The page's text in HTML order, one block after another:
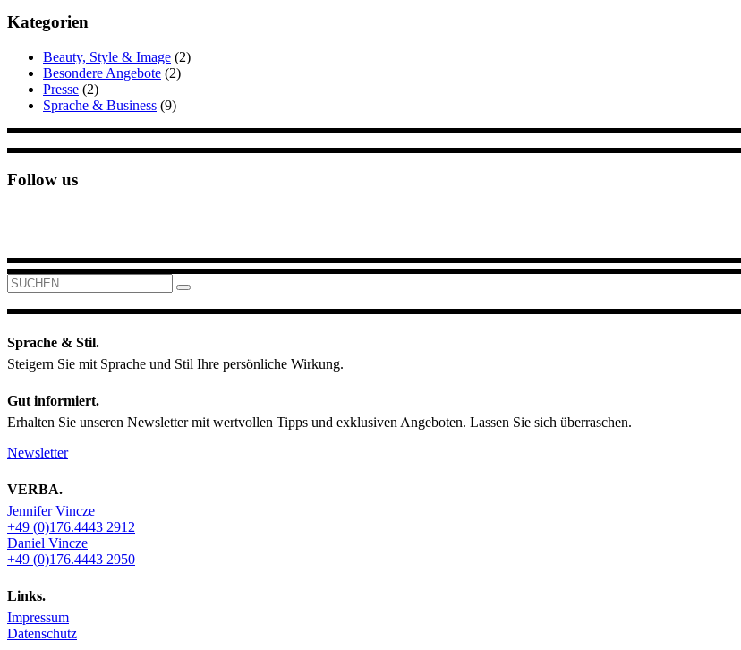
Kategorien
Beauty, Style & Image (2)
Besondere Angebote (2)
Presse (2)
Sprache & Business (9)
Follow us
Search
for:
Sprache & Stil.
Steigern Sie mit Sprache und Stil Ihre persönliche Wirkung.
Gut informiert.
Erhalten Sie unseren Newsletter mit wertvollen Tipps und exklusiven Angeboten. Lassen Sie sich überraschen.
Newsletter
VERBA.
Jennifer Vincze
+49 (0)176.4443 2912
Daniel Vincze
+49 (0)176.4443 2950
Links.
Impressum
Datenschutz